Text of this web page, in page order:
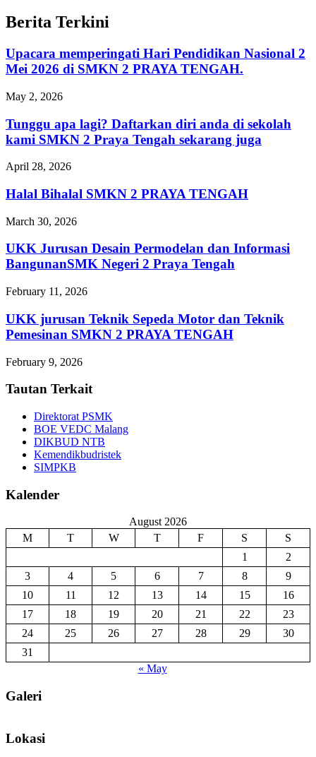
Berita Terkini
Upacara memperingati Hari Pendidikan Nasional 2
Mei 2026 di SMKN 2 PRAYA TENGAH.
May 2, 2026
Tunggu apa lagi? Daftarkan diri anda di sekolah
kami SMKN 2 Praya Tengah sekarang juga
April 28, 2026
Halal Bihalal SMKN 2 PRAYA TENGAH
March 30, 2026
UKK Jurusan Desain Permodelan dan Informasi
BangunanSMK Negeri 2 Praya Tengah
February 11, 2026
UKK jurusan Teknik Sepeda Motor dan Teknik
Pemesinan SMKN 2 PRAYA TENGAH
February 9, 2026
Tautan Terkait
Direktorat PSMK
BOE VEDC Malang
DIKBUD NTB
Kemendikbudristek
SIMPKB
Kalender
August 2026
M
T W T F S
S
1
2
3
4 5 6 7 8
9
10
11 12 13 14 15
16
17
18 19 20 21 22
23
24
25 26 27 28 29
30
31
« May
Galeri
Lokasi